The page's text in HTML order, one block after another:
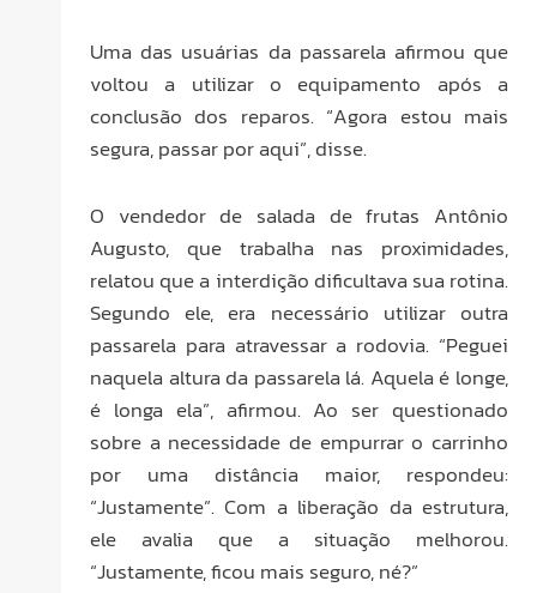
Uma das usuárias da passarela afirmou que
voltou a utilizar o equipamento após a
conclusão dos reparos. “Agora estou mais
segura, passar por aqui”, disse.
O vendedor de salada de frutas Antônio
Augusto, que trabalha nas proximidades,
relatou que a interdição dificultava sua rotina.
Segundo ele, era necessário utilizar outra
passarela para atravessar a rodovia. “Peguei
naquela altura da passarela lá. Aquela é longe,
é longa ela”, afirmou. Ao ser questionado
sobre a necessidade de empurrar o carrinho
por uma distância maior, respondeu:
“Justamente”. Com a liberação da estrutura,
ele avalia que a situação melhorou.
“Justamente, ficou mais seguro, né?”